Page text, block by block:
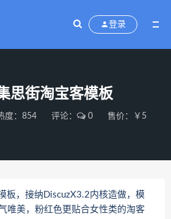
登录
思街淘宝客模板
度：854 评论： 0 售价：￥5
板，接纳DiscuzX3.2内核造做，模
唯美，粉红色更贴合女性类的淘客